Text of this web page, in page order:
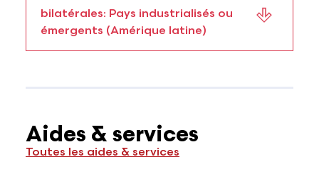
bilatérales: Pays industrialisés ou
émergents (Amérique latine)
Aides & services
Toutes les aides & services